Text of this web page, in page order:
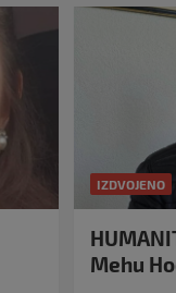
IZDVOJENO
Mehu